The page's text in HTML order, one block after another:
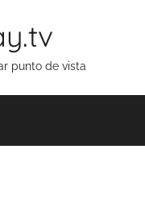
punto de vista